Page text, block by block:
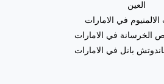
العين
في الامارات
الخرسانة في الامارات
بانل في الامارات